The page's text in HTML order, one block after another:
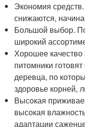
Экономия
снижаются,
Большой выбор.
широкий
Хорошее
питомники
деревца, по
здоровье корней,
Высокая
высокая
адаптации